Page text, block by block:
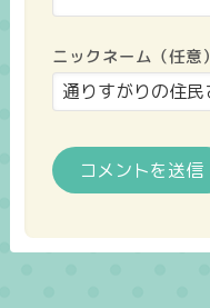
ニックネーム（任意）